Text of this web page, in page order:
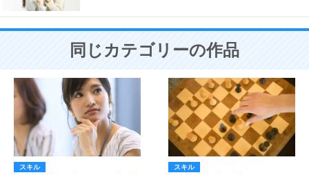
同じカテゴリーの作品
スキル スキル